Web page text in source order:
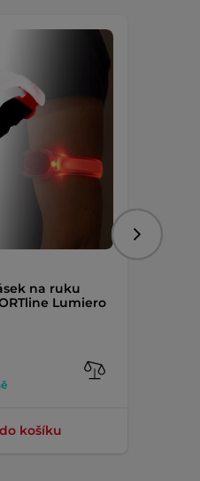
na ruku
Lumiero
košíku